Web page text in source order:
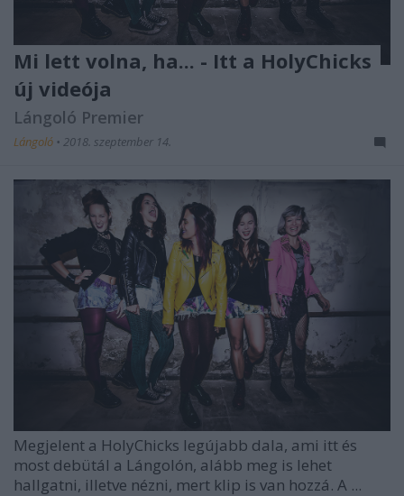
Mi lett volna, ha... - Itt a HolyChicks
új videója
Lángoló Premier
Lángoló • 2018. szeptember 14.
Megjelent a HolyChicks legújabb dala, ami itt és
most debütál a Lángolón, alább meg is lehet
hallgatni, illetve nézni, mert klip is van hozzá. A ...